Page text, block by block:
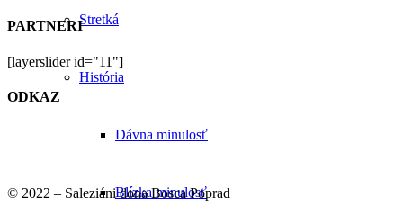
Stretká
História
Dávna minulosť
Blízka minulosť
PARTNERI
[layerslider id="11"]
ODKAZ
© 2022 – Saleziáni dona Bosca Poprad